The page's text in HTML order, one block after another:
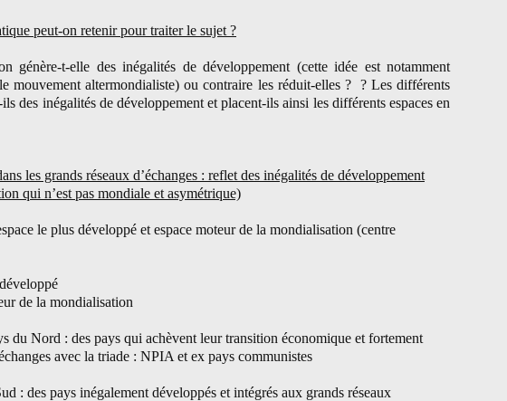
peut-on retenir pour traiter le sujet ?
génère-t-elle des inégalités de développement (cette idée est notamment
mouvement altermondialiste) ou contraire les réduit-elles ? ? Les différents
des inégalités de développement et placent-ils ainsi les différents espaces en
les grands réseaux d’échanges : reflet des inégalités de développement
qui n’est pas mondiale et asymétrique)
le plus développé et espace moteur de la mondialisation (centre
de la mondialisation
du Nord : des pays qui achèvent leur transition économique et fortement
avec la triade : NPIA et ex pays communistes
: des pays inégalement développés et intégrés aux grands réseaux